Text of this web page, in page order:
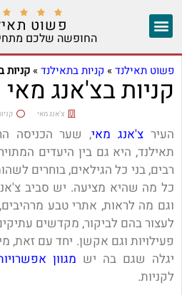




פשוט
החופשה שלכם
פשוט תאילנד» קניות בתאילנד» קניות
קניות בצ'אנג מאי
צ'אנג מאי
העיר צ'אנג מאי, שער הכניסה
תאילנד, היא גם בין היעדים
רבים, בני כל הגילאים, בוחרים
כל מה שהיא מציעה. יש סביב
וגם מה לראות, אתרי טבע
לעצור בהם לביקור, מקדשים
פעילויות וגם אקשן. יחד עם זאת,
יגלה שגם בה יש מגוון
לקניות.